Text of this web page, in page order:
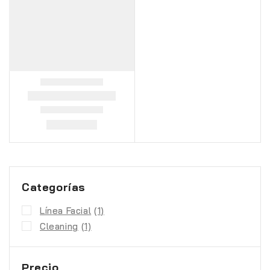
Categorías
Línea Facial (1)
Cleaning (1)
Precio